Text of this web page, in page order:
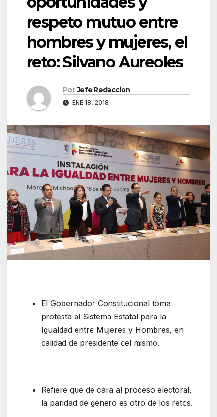
respeto mutuo entre
hombres y mujeres, el
reto: Silvano Aureoles
Por Jefe Redaccion
ENE 18, 2018
El Gobernador Constitucional toma
protesta al Sistema Estatal para la
Igualdad entre Mujeres y Hombres, en
calidad de presidente del mismo.
Refiere que de cara al proceso electoral,
la paridad de género es otro de los retos.